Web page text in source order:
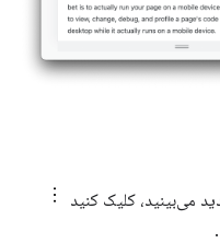
می‌بینید، کلیک کنید
.